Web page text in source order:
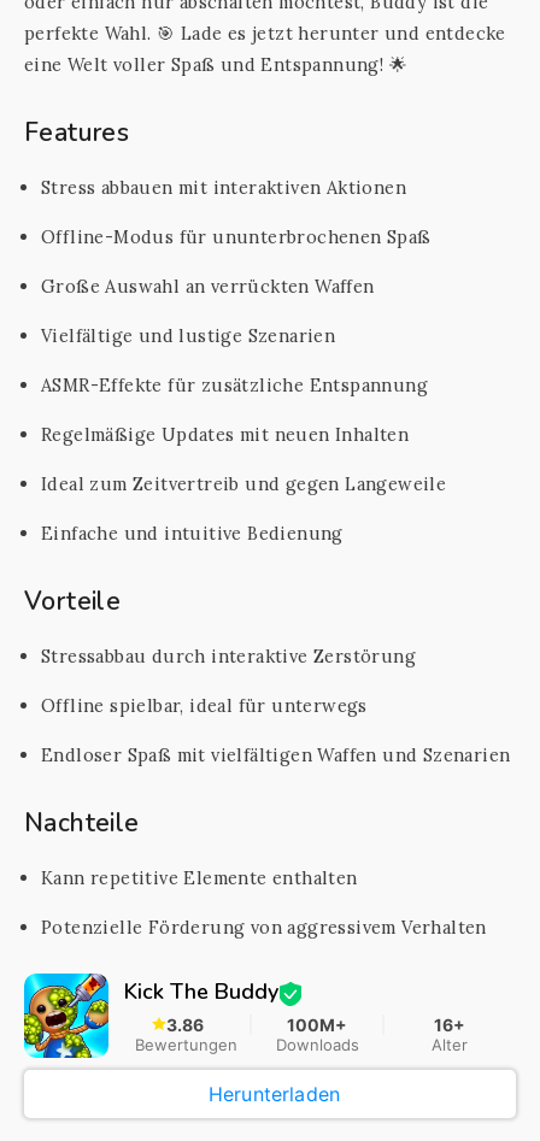
perfekte Wahl. 🎯 Lade es jetzt herunter und entdecke
eine Welt voller Spaß und Entspannung! 🌟
Features
Stress abbauen mit interaktiven Aktionen
Offline-Modus für ununterbrochenen Spaß
Große Auswahl an verrückten Waffen
Vielfältige und lustige Szenarien
ASMR-Effekte für zusätzliche Entspannung
Regelmäßige Updates mit neuen Inhalten
Ideal zum Zeitvertreib und gegen Langeweile
Einfache und intuitive Bedienung
Vorteile
Stressabbau durch interaktive Zerstörung
Offline spielbar, ideal für unterwegs
Endloser Spaß mit vielfältigen Waffen und Szenarien
Nachteile
Kann repetitive Elemente enthalten
Potenzielle Förderung von aggressivem Verhalten
Kick The Buddy
3.86
Bewertungen
100M+
Downloads
16+
Alter
Herunterladen